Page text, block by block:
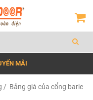
MÃI
/ Bảng giá của cổng barie